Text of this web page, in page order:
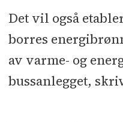
Det vil også
borres
av varme- og
bussanlegget,